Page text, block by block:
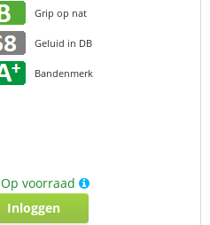
Grip op nat
Geluid in DB
Bandenmerk
Op voorraad
Inloggen